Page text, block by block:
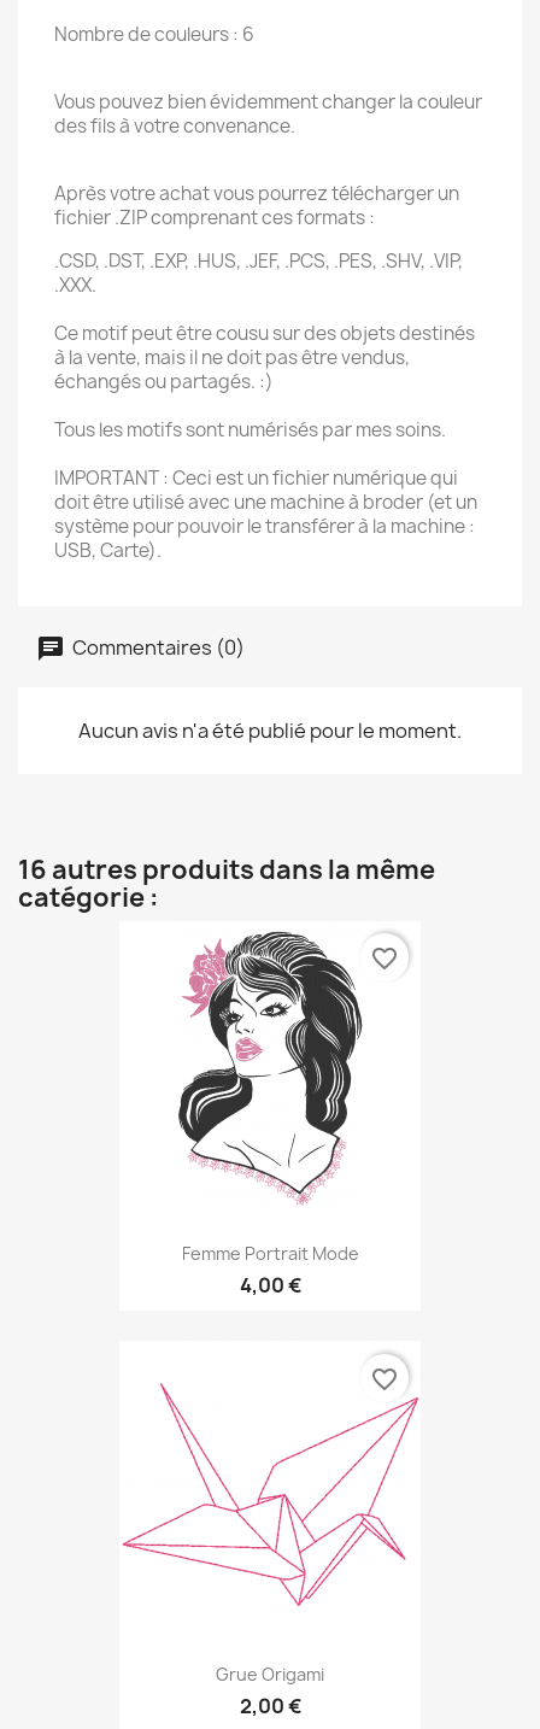
Nombre de couleurs : 6
Vous pouvez bien évidemment changer la couleur
des fils à votre convenance.
Après votre achat vous pourrez télécharger un
fichier .ZIP comprenant ces formats :
.CSD, .DST, .EXP, .HUS, .JEF, .PCS, .PES, .SHV, .VIP,
.XXX.
Ce motif peut être cousu sur des objets destinés
à la vente, mais il ne doit pas être vendus,
échangés ou partagés. :)
Tous les motifs sont numérisés par mes soins.
IMPORTANT : Ceci est un fichier numérique qui
doit être utilisé avec une machine à broder (et un
système pour pouvoir le transférer à la machine :
USB, Carte).
Commentaires (0)
Aucun avis n'a été publié pour le moment.
16 autres produits dans la même
catégorie :
Femme Portrait Mode
4,00 €
favorite_border
Grue Origami
2,00 €
favorite_border